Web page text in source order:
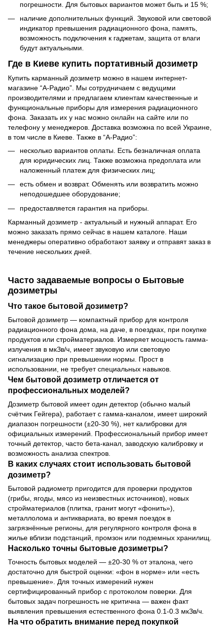
погрешности. Для бытовых вариантов может быть и 15 %;
наличие дополнительных функций. Звуковой или световой
индикатор превышения радиационного фона, память,
возможность подключения к гаджетам, защита от влаги
будут актуальными.
Где в Киеве купить портативный дозиметр
Купить карманный дозиметр можно в нашем интернет-
магазине “А-Радио”. Мы сотрудничаем с ведущими
производителями и предлагаем клиентам качественные и
функциональные приборы для измерения радиационного
фона. Заказать их у нас можно онлайн на сайте или по
телефону у менеджеров. Доставка возможна по всей Украине,
в том числе в Киеве. Также в “А-Радио”:
несколько вариантов оплаты. Есть безналичная оплата
для юридических лиц. Также возможна предоплата или
наложенный платеж для физических лиц;
есть обмен и возврат. Обменять или возвратить можно
неподошедшее оборудование;
предоставляется гарантия на приборы.
Карманный дозиметр - актуальный и нужный аппарат. Его
можно заказать прямо сейчас в нашем каталоге. Наши
менеджеры оперативно обработают заявку и отправят заказ в
течение нескольких дней.
Часто задаваемые вопросы о Бытовые
дозиметры
Что такое бытовой дозиметр?
Бытовой дозиметр — компактный прибор для контроля
радиационного фона дома, на даче, в поездках, при покупке
продуктов или стройматериалов. Измеряет мощность гамма-
излучения в мкЗв/ч, имеет звуковую или световую
сигнализацию при превышении нормы. Прост в
использовании, не требует специальных навыков.
Чем бытовой дозиметр отличается от
профессиональных моделей?
Дозиметр бытовой имеет один детектор (обычно малый
счётчик Гейгера), работает с гамма-каналом, имеет широкий
диапазон погрешности (±20-30 %), нет калибровки для
официальных измерений. Профессиональный прибор имеет
точный детектор, часто бета-канал, заводскую калибровку и
возможность анализа спектров.
В каких случаях стоит использовать бытовой
дозиметр?
Бытовой радиометр пригодится для проверки продуктов
(грибы, ягоды, мясо из неизвестных источников), новых
стройматериалов (плитка, гранит могут «фонить»),
металлолома и антиквариата, во время поездок в
загрязнённые регионы, для регулярного контроля фона в
жилье вблизи подстанций, промзон или подземных хранилищ.
Насколько точны бытовые дозиметры?
Точность бытовых моделей — ±20-30 % от эталона, чего
достаточно для быстрой оценки: «фон в норме» или «есть
превышение». Для точных измерений нужен
сертифицированный прибор с протоколом поверки. Для
бытовых задач погрешность не критична — важен факт
выявления превышения естественного фона 0.1-0.3 мкЗв/ч.
На что обратить внимание перед покупкой